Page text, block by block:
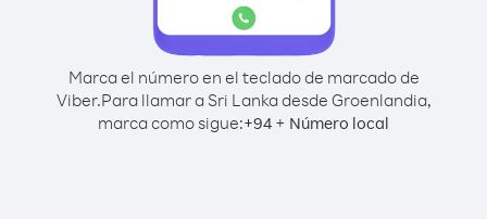
Marca el número en el teclado de marcado de
Viber.Para llamar a Sri Lanka desde Groenlandia,
marca como sigue:+94 + Número local